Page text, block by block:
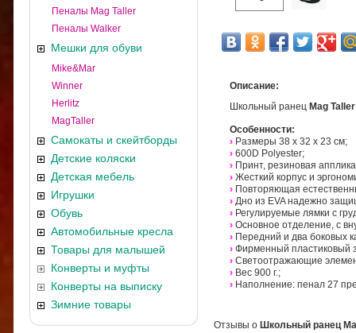
Пеналы Mag Taller
Пеналы Walker
Мешки для обуви
Mike&Mar
Winner
Herlitz
MagTaller
Самокаты и скейтборды
Детские коляски
Детская мебель
Игрушки
Обувь
Автомобильные кресла
Товары для малышей
Конверты и муфты
Конверты на выписку
Зимние товары
Описание:
Школьный ранец Mag
Особенности:
› Размеры 38 х 32 х 23 см;
› 600D Polyester;
› Принт, резиновая
› Жесткий корпус и
› Повторяющая
› Дно из EVA надежно
› Регулируемые лямки с
› Основное отделение, с
› Передний и два боковых
› Фирменный пластиковый
› Светоотражающие
› Вес 900 г.;
› Наполнение: пенал 27
Отзывы о Школьный ранец